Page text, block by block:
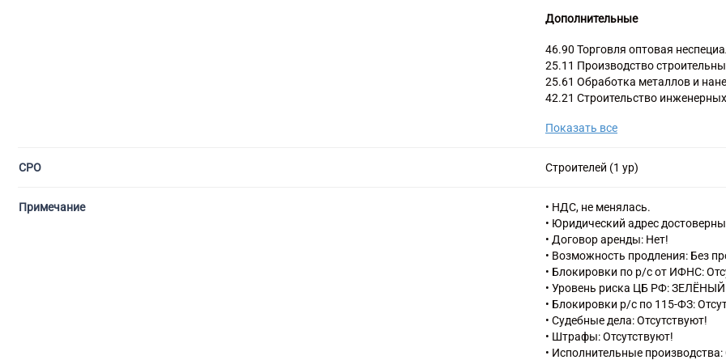
Дополнительные
46.90 Торговля оптовая
25.11 Производство
25.61 Обработка металлов и
42.21 Строительство
42.22.1 Строительство
43.2 Производство
46.73 Торговля оптовая
техническим оборудованием
46.73.6 Торговля оптовая
49.41 Деятельность
52.29 Деятельность
71.12 Деятельность в области
проектирования, управления
авторского надзора,
Показать все
СРО Строителей (1 ур)
Примечание
• НДС, не менялась.
• Юридический адрес
• Договор аренды: Нет!
• Возможность продления: Без
• Блокировки по р/с от ИФНС:
• Уровень риска ЦБ РФ: ЗЕЛЁНЫЙ
• Блокировки р/с по 115-ФЗ:
• Судебные дела: Отсутствуют!
• Штрафы: Отсутствуют!
• Исполнительные производства: